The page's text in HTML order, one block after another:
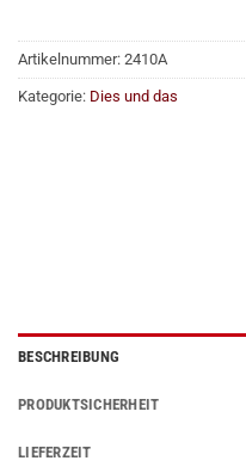
Artikelnummer: 2410A
Kategorie: Dies und das
BESCHREIBUNG
PRODUKTSICHERHEIT
LIEFERZEIT